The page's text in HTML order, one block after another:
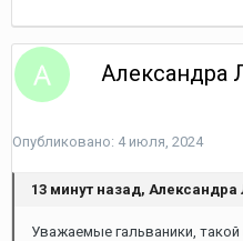
Александра
Опубликовано: 4 июля, 2024
13 минут назад, Александра
Уважаемые гальваники,